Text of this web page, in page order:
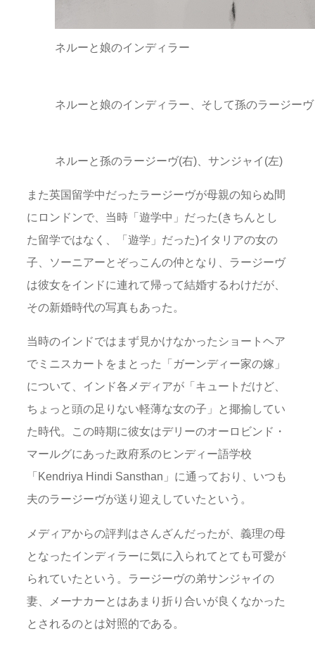
ネルーと娘のインディラー
ネルーと娘のインディラー、そして孫のラージーヴ
ネルーと孫のラージーヴ(右)、サンジャイ(左)
また英国留学中だったラージーヴが母親の知らぬ間
にロンドンで、当時「遊学中」だった(きちんとし
た留学ではなく、「遊学」だった)イタリアの女の
子、ソーニアーとぞっこんの仲となり、ラージーヴ
は彼女をインドに連れて帰って結婚するわけだが、
その新婚時代の写真もあった。
当時のインドではまず見かけなかったショートヘア
でミニスカートをまとった「ガーンディー家の嫁」
について、インド各メディアが「キュートだけど、
ちょっと頭の足りない軽薄な女の子」と揶揄してい
た時代。この時期に彼女はデリーのオーロビンド・
マールグにあった政府系のヒンディー語学校
「Kendriya Hindi Sansthan」に通っており、いつも
夫のラージーヴが送り迎えしていたという。
メディアからの評判はさんざんだったが、義理の母
となったインディラーに気に入られてとても可愛が
られていたという。ラージーヴの弟サンジャイの
妻、メーナカーとはあまり折り合いが良くなかった
とされるのとは対照的である。